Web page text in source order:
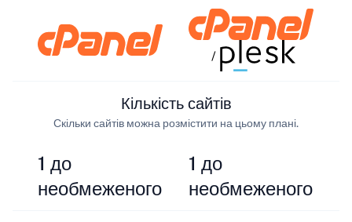
/
1 до
необмеженого
Кількість сайтів
Скільки сайтів можна розмістити на цьому плані.
1 до
необмеженого